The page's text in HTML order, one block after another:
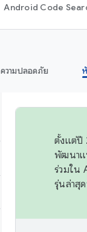
Android Code
ความปลอดภัย
ตั้งแต่ปี
พัฒนาแ
ร่วมใน
รุ่นล่าสุ